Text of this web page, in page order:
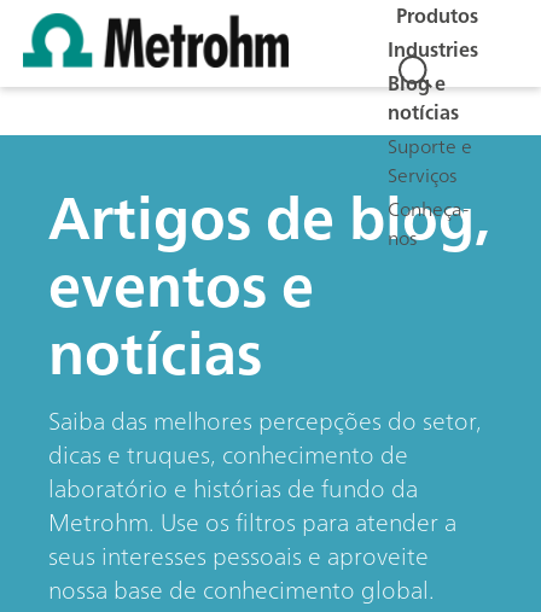
Produtos
Industries
Blog e
notícias
Suporte e
Serviços
Conheça-
nos
Artigos de blog,
eventos e
notícias
Saiba das melhores percepções do setor,
dicas e truques, conhecimento de
laboratório e histórias de fundo da
Metrohm. Use os filtros para atender a
seus interesses pessoais e aproveite
nossa base de conhecimento global.